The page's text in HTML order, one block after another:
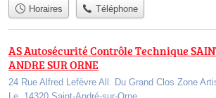
Horaires Téléphone
AS Autosécurité Contrôle Technique
ANDRE SUR ORNE
24 Rue Alfred Lefèvre All. Du Grand Clos Zone